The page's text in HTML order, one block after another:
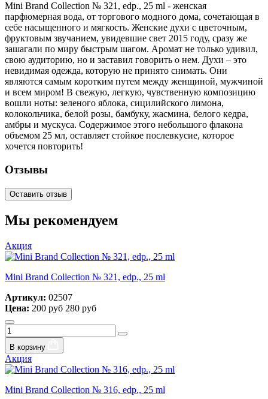
Mini Brand Collection № 321, edp., 25 ml - женская
парфюмерная вода, от торгового модного дома, сочетающая в
себе насыщенного и мягкость. Женские духи с цветочным,
фруктовым звучанием, увидевшие свет 2015 году, сразу же
зашагали по миру быстрым шагом. Аромат не только удивил,
свою аудиторию, но и заставил говорить о нем. Духи – это
невидимая одежда, которую не принято снимать. Они
являются самым коротким путем между женщиной, мужчиной
и всем миром! В свежую, легкую, чувственную композицию
вошли ноты: зеленого яблока, сицилийского лимона,
колокольчика, белой розы, бамбуку, жасмина, белого кедра,
амбры и мускуса. Содержимое этого небольшого флакона
объемом 25 мл, оставляет стойкое послевкусие, которое
хочется повторить!
Отзывы
Оставить отзыв
Мы рекомендуем
Акция
Mini Brand Collection № 321, edp., 25 ml
Артикул: 02507
Цена: 200 руб 280 руб
В корзину
Акция
Mini Brand Collection № 316, edp., 25 ml